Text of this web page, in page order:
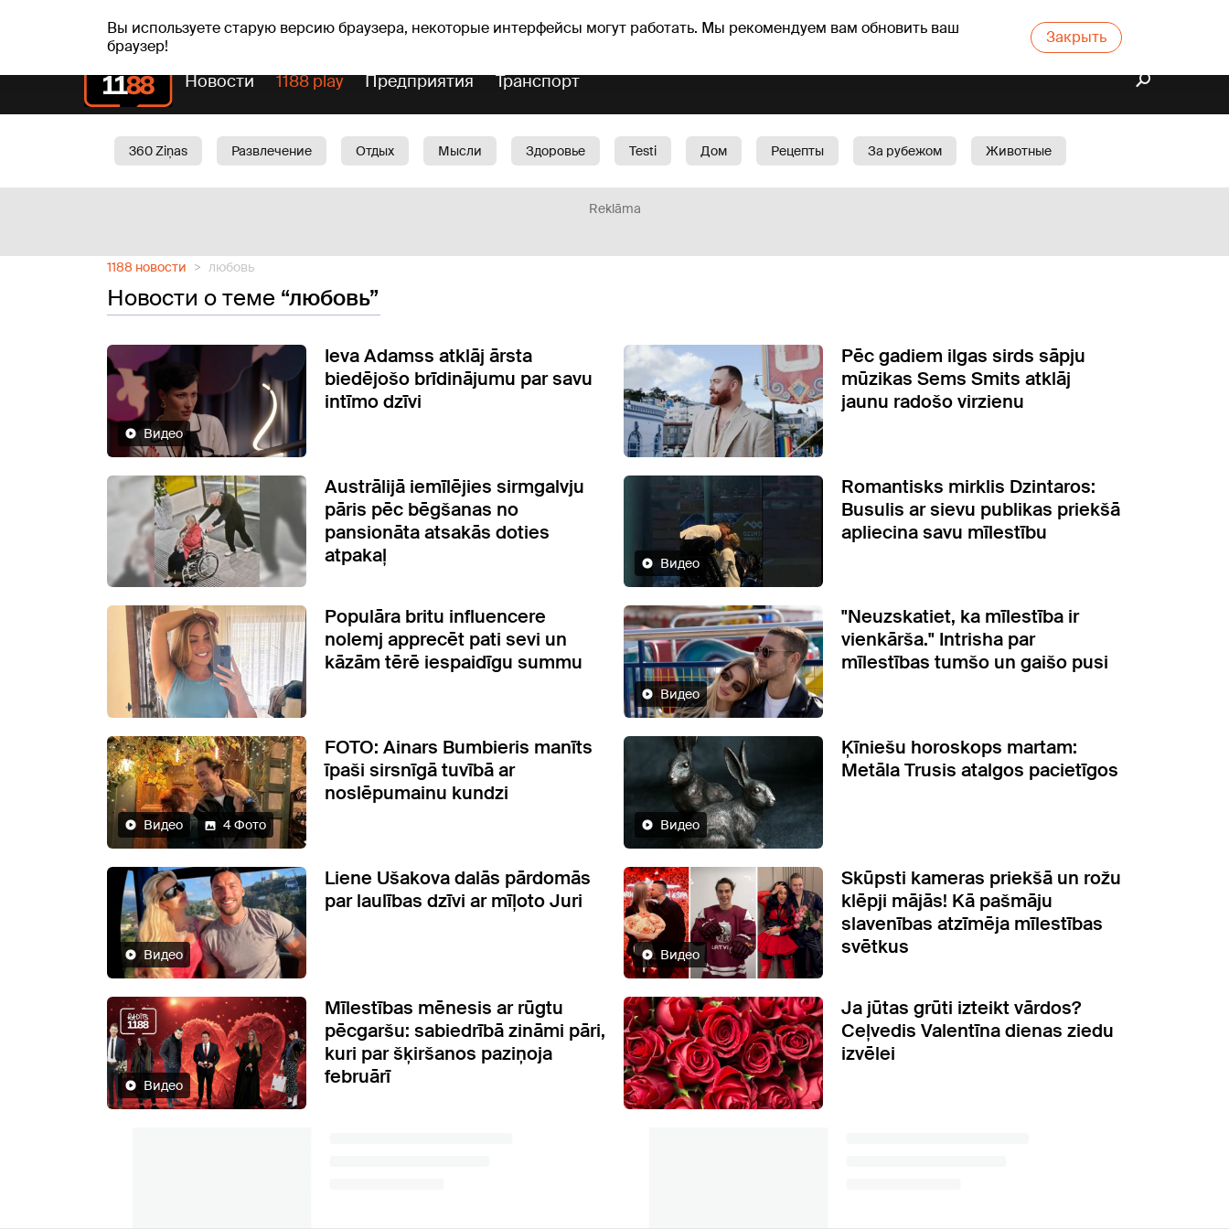
Вы используете старую версию браузера, некоторые интерфейсы могут работать. Мы рекомендуем вам обновить ваш
браузер!
Закрыть
пт, 07.08.2026. +20°C Alfrēds, Fredis, Madars Прогноз погоды Гороскопы
Новости 1188 play Предприятия Транспорт
360 Ziņas Развлечение Отдых Мысли Здоровье Testi Дом Рецепты За рубежом
Животные
Reklāma
1188 новости любовь
Новости о теме “любовь”
Видео
Ieva Adamss atklāj ārsta
biedējošo brīdinājumu par savu
intīmo dzīvi
Pēc gadiem ilgas sirds sāpju
mūzikas Sems Smits atklāj
jaunu radošo virzienu
Austrālijā iemīlējies sirmgalvju
pāris pēc bēgšanas no
pansionāta atsakās doties
atpakaļ
Видео
Romantisks mirklis Dzintaros:
Busulis ar sievu publikas priekšā
apliecina savu mīlestību
Populāra britu influencere
nolemj apprecēt pati sevi un
kāzām tērē iespaidīgu summu
Видео
"Neuzskatiet, ka mīlestība ir
vienkārša." Intrisha par
mīlestības tumšo un gaišo pusi
Видео 4 Фото
FOTO: Ainars Bumbieris manīts
īpaši sirsnīgā tuvībā ar
noslēpumainu kundzi
Видео
Ķīniešu horoskops martam:
Metāla Trusis atalgos pacietīgos
Видео
Liene Ušakova dalās pārdomās
par laulības dzīvi ar mīļoto Juri
Видео
Skūpsti kameras priekšā un rožu
klēpji mājās! Kā pašmāju
slavenības atzīmēja mīlestības
svētkus
Видео
Mīlestības mēnesis ar rūgtu
pēcgaršu: sabiedrībā zināmi pāri,
kuri par šķiršanos paziņoja
februārī
Ja jūtas grūti izteikt vārdos?
Ceļvedis Valentīna dienas ziedu
izvēlei